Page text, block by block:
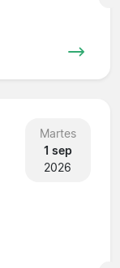
Martes
1 sep
2026